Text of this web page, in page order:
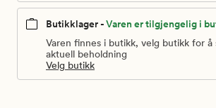
Butikklager -Varen er tilgjengelig i
Varen finnes i butikk, velg butikk for å
aktuell beholdning
Velg butikk